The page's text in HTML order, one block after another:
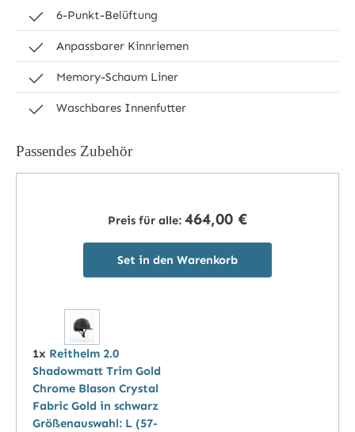
6-Punkt-Belüftung
Anpassbarer Kinnriemen
Memory-Schaum Liner
Waschbares Innenfutter
Passendes Zubehör
Preis für alle: 464,00 €
Set in den Warenkorb
1x Reithelm 2.0
Shadowmatt Trim Gold
Chrome Blason Crystal
Fabric Gold in schwarz
Größenauswahl: L (57-